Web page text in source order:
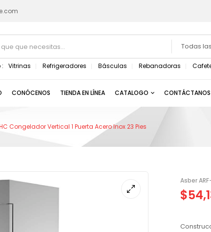
Todas
Vitrinas Refrigeradores Básculas Rebanadoras
CONÓCENOS TIENDA EN LÍNEA CATALOGO CONTÁCTANOS
Congelador Vertical 1 Puerta Acero Inox 23 Pies
Asber
$